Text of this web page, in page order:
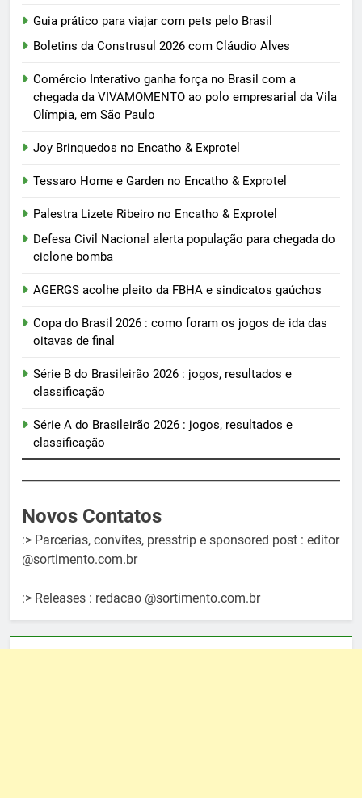
Guia prático para viajar com pets pelo Brasil
Boletins da Construsul 2026 com Cláudio Alves
Comércio Interativo ganha força no Brasil com a
chegada da VIVAMOMENTO ao polo empresarial da Vila
Olímpia, em São Paulo
Joy Brinquedos no Encatho & Exprotel
Tessaro Home e Garden no Encatho & Exprotel
Palestra Lizete Ribeiro no Encatho & Exprotel
Defesa Civil Nacional alerta população para chegada do
ciclone bomba
AGERGS acolhe pleito da FBHA e sindicatos gaúchos
Copa do Brasil 2026 : como foram os jogos de ida das
oitavas de final
Série B do Brasileirão 2026 : jogos, resultados e
classificação
Série A do Brasileirão 2026 : jogos, resultados e
classificação
Novos Contatos
:> Parcerias, convites, presstrip e sponsored post : editor
@sortimento.com.br
:> Releases : redacao @sortimento.com.br